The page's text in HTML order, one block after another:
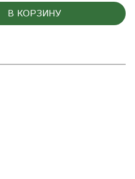
В КОРЗИНУ